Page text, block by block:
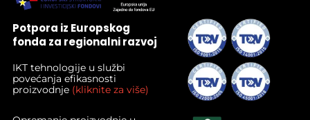
Potpora iz Europskog
fonda za regionalni razvoj
IKT tehnologije u službi
povećanja efikasnosti
proizvodnje (kliknite za više)